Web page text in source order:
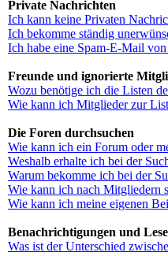
Private Nachrichten
Ich kann keine Privaten
Ich bekomme ständig
Ich habe eine Spam-E-Mail
Freunde und ignorierte
Wozu benötige ich die Listen
Wie kann ich Mitglieder zur
Die Foren durchsuchen
Wie kann ich ein Forum oder
Weshalb erhalte ich bei der
Warum bekomme ich bei der
Wie kann ich nach Mitgliedern
Wie kann ich meine eigenen
Benachrichtigungen und
Was ist der Unterschied